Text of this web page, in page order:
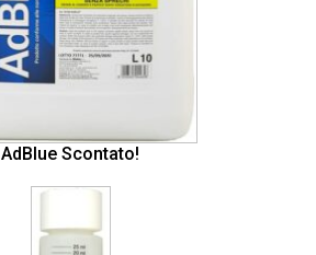
AdBlue Scontato!